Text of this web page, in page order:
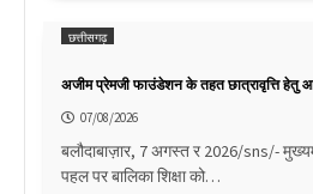
छत्तीसगढ़
अजीम प्रेमजी फाउंडेशन के तहत छात्रावृत्ति
07/08/2026
बलौदाबाज़ार, 7 अगस्त र 2026/sns/-
पहल पर बालिका शिक्षा को…